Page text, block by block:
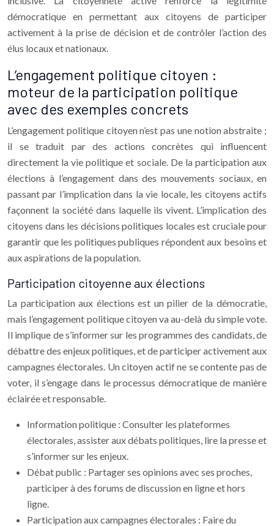
démocratique en permettant aux citoyens de participer
activement à la prise de décision et de contrôler l’action des
élus locaux et nationaux.
L’engagement politique citoyen :
moteur de la participation politique
avec des exemples concrets
L’engagement politique citoyen n’est pas une notion abstraite ;
il se traduit par des actions concrètes qui influencent
directement la vie politique et sociale. De la participation aux
élections à l’engagement dans des mouvements sociaux, en
passant par l’implication dans la vie locale, les citoyens actifs
façonnent la société dans laquelle ils vivent. L’implication des
citoyens dans les décisions politiques locales est cruciale pour
garantir que les politiques publiques répondent aux besoins et
aux aspirations de la population.
Participation citoyenne aux élections
La participation aux élections est un pilier de la démocratie,
mais l’engagement politique citoyen va au-delà du simple vote.
Il implique de s’informer sur les programmes des candidats, de
débattre des enjeux politiques, et de participer activement aux
campagnes électorales. Un citoyen actif ne se contente pas de
voter, il s’engage dans le processus démocratique de manière
éclairée et responsable.
Information politique : Consulter les plateformes
électorales, assister aux débats politiques, lire la presse et
s’informer sur les enjeux.
Débat public : Partager ses opinions avec ses proches,
participer à des forums de discussion en ligne et hors
ligne.
Participation aux campagnes électorales : Faire du